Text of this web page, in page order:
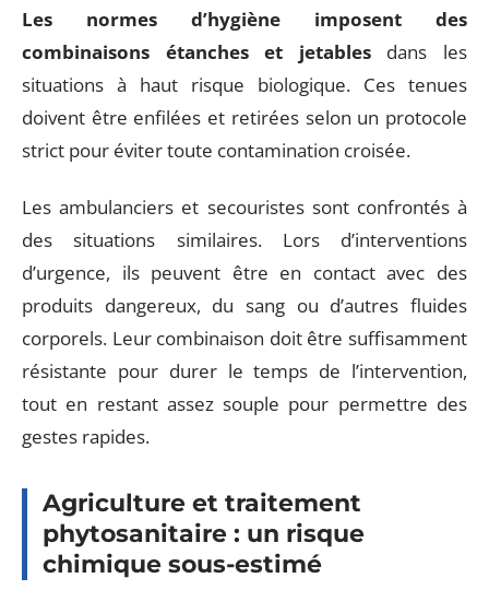
Les normes d’hygiène imposent des
combinaisons étanches et jetablesdans les
situations à haut risque biologique. Ces tenues
doivent être enfilées et retirées selon un protocole
strict pour éviter toute contamination croisée.
Les ambulanciers et secouristes sont confrontés à
des situations similaires. Lors d’interventions
d’urgence, ils peuvent être en contact avec des
produits dangereux, du sang ou d’autres fluides
corporels. Leur combinaison doit être suffisamment
résistante pour durer le temps de l’intervention,
tout en restant assez souple pour permettre des
gestes rapides.
Agriculture et traitement
phytosanitaire : un risque
chimique sous-estimé